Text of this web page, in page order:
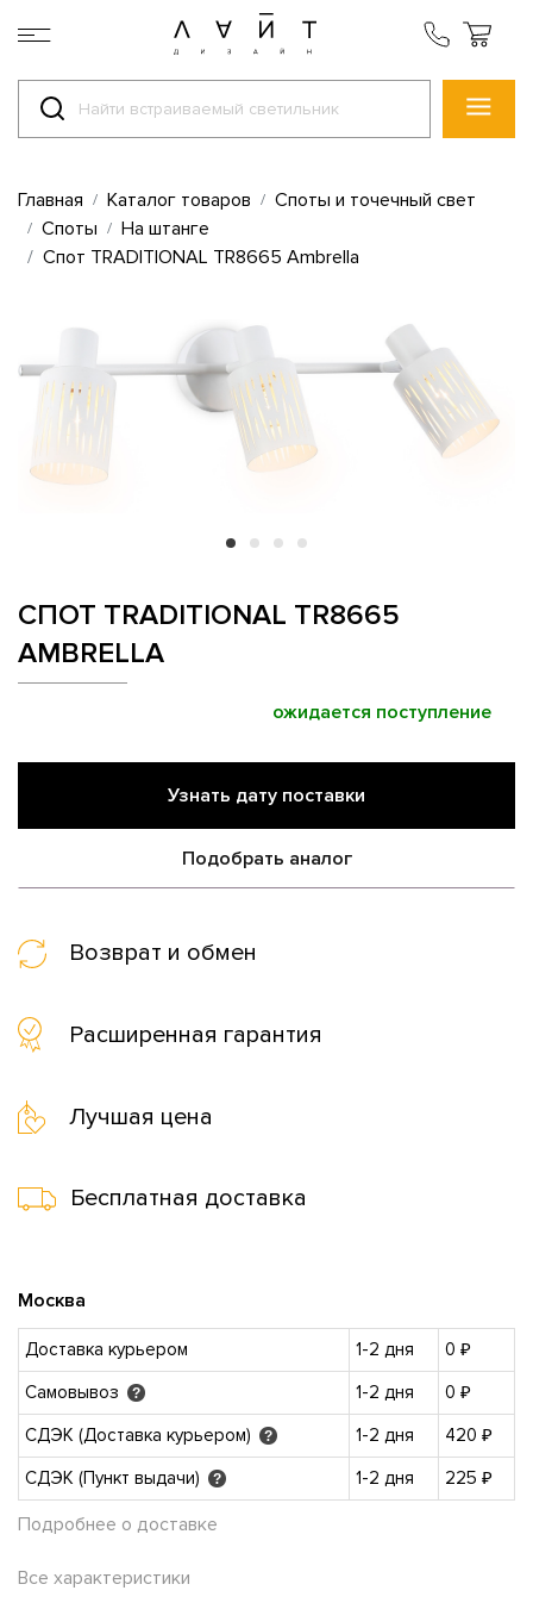
Главная Каталог товаров
Споты и точечный свет
Споты
На штанге
Спот TRADITIONAL TR8665 Ambrella
СПОТ TRADITIONAL TR8665
AMBRELLA
ожидается поступление
Узнать дату поставки
Подобрать аналог
Возврат и обмен
Расширенная гарантия
Лучшая цена
Бесплатная доставка
Москва
Доставка курьером 1-2 дня
0 ₽
Самовывоз
? 1-2 дня
0 ₽
СДЭК (Доставка курьером)
? 1-2 дня
420 ₽
СДЭК (Пункт выдачи)
? 1-2 дня 225 ₽
Подробнее о доставке
Все характеристики